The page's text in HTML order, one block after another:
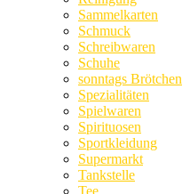
Sammelkarten
Schmuck
Schreibwaren
Schuhe
sonntags Brötchen
Spezialitäten
Spielwaren
Spirituosen
Sportkleidung
Supermarkt
Tankstelle